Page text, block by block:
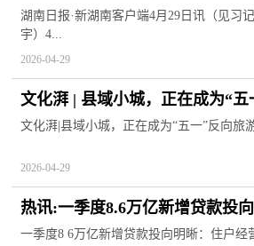
湖南日报·新湖南客户端4月29日讯（见习
宇）4...
2026-04-29
文化湃 | 县域小城，正在成为“五
焦点快看
文化湃|县域小城，正在成为“五一”反向旅
2026-04-29
热讯:一季度8.6万亿新增贷款投
贷款保持增长
一季度8 6万亿新增贷款投向明晰：住户经